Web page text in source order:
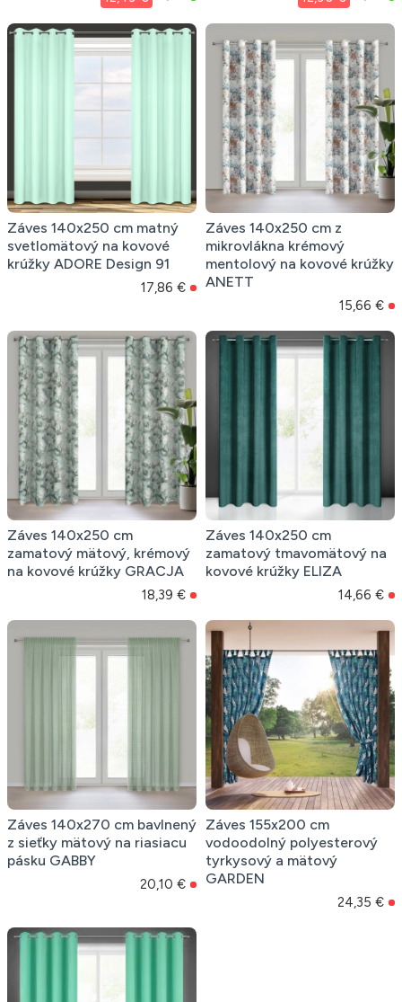
Záves 140x250 cm matný
svetlomätový na kovové
krúžky ADORE Design 91
17,86 €
Záves 140x250 cm z
mikrovlákna krémový
mentolový na kovové krúžky
ANETT
15,66 €
Záves 140x250 cm
zamatový mätový, krémový
na kovové krúžky GRACJA
18,39 €
Záves 140x250 cm
zamatový tmavomätový na
kovové krúžky ELIZA
14,66 €
Záves 140x270 cm bavlnený
z sieťky mätový na riasiacu
pásku GABBY
20,10 €
Záves 155x200 cm
vodoodolný polyesterový
tyrkysový a mätový
GARDEN
24,35 €